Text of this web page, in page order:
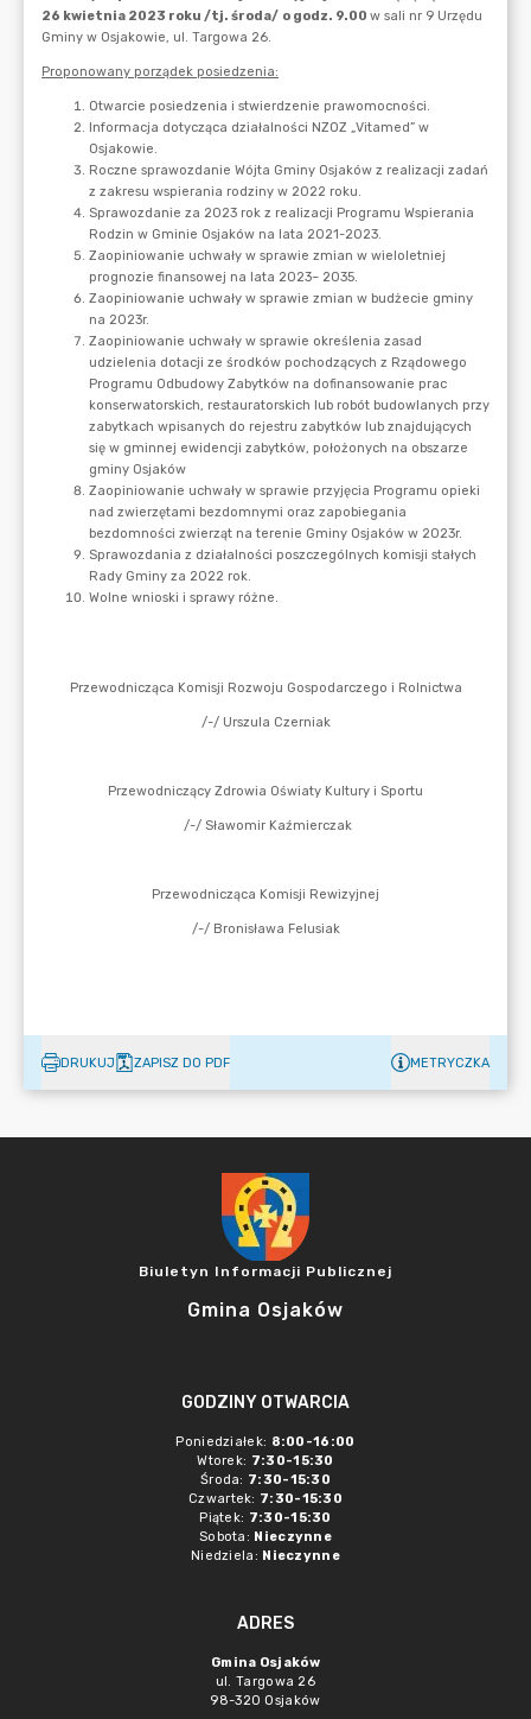
DRUKUJ ZAPISZ DO PDF METRYCZKA
Biuletyn Informacji Publicznej
Gmina Osjaków
GODZINY OTWARCIA
Poniedziałek: 8:00-16:00
Wtorek: 7:30-15:30
Środa: 7:30-15:30
Czwartek: 7:30-15:30
Piątek: 7:30-15:30
Sobota: Nieczynne
Niedziela: Nieczynne
ADRES
Gmina Osjaków
ul. Targowa 26
98-320 Osjaków